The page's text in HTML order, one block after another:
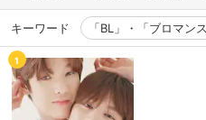
キーワード 「BL」・「ブロマン
1